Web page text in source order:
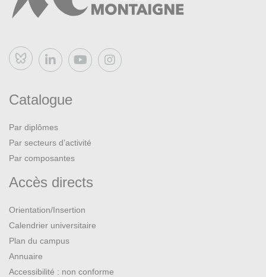
Bluesky
Catalogue
Par diplômes
Par secteurs d’activité
Par composantes
Accès directs
Orientation/Insertion
Calendrier universitaire
Plan du campus
Annuaire
Accessibilité : non conforme